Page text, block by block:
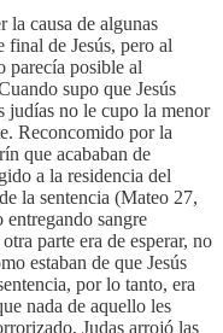
la causa de algunas
final de Jesús, pero al
parecía posible al
supo que Jesús
judías no le cupo la menor
Reconcomido por la
que acababan de
a la residencia del
la sentencia (Mateo 27,
sangre
parte era de esperar, no
estaban de que Jesús
por lo tanto, era
nada de aquello les
Judas arrojó las